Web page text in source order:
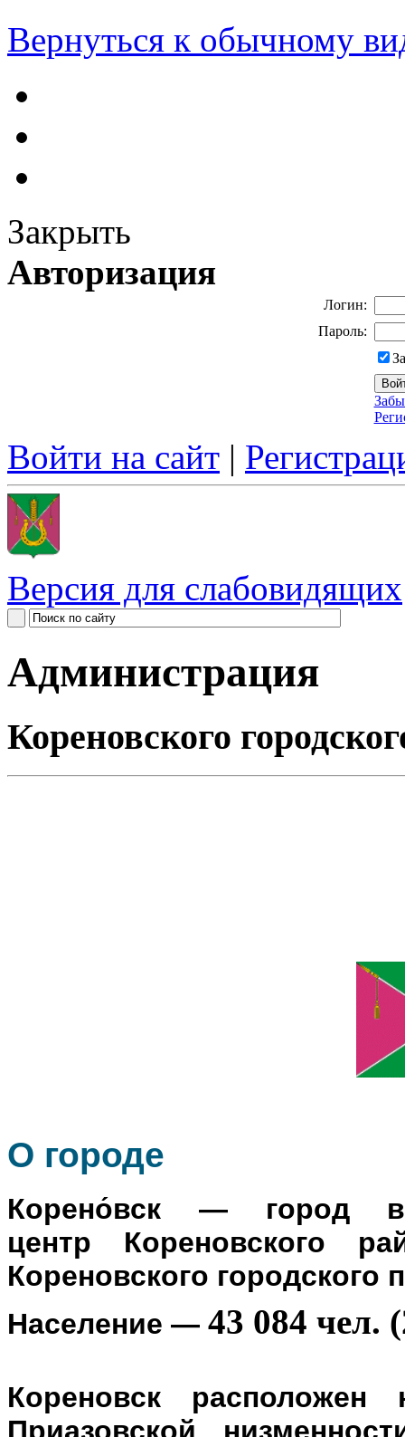
Вернуться к обычному
Закрыть
Авторизация
Логин:
Пароль:
Войти на сайт |
Версия для слабовидящих
Администрация
Кореновского
О городе
Корено́вск — город в
центр Кореновского
Кореновского городского
Население — 43 084 чел.
Кореновск